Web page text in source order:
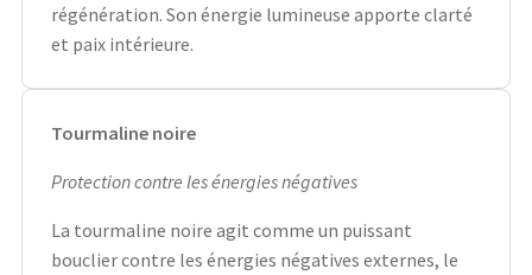
régénération. Son énergie lumineuse apporte clarté
et paix intérieure.
Tourmaline noire
Protection contre les énergies négatives
La tourmaline noire agit comme un puissant
bouclier contre les énergies négatives externes, le